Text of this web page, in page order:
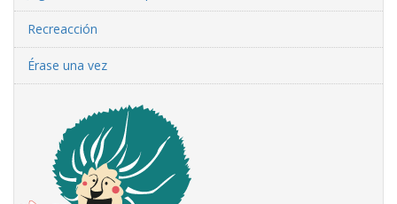
Recreacción
Érase una vez